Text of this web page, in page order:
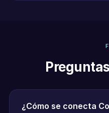
¿Cómo se conecta